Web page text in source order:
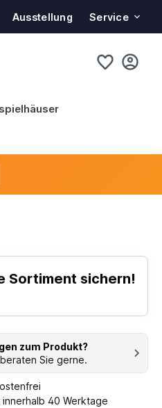
Ausstellung Service
Sortiment sichern!
zum Produkt?
Sie gerne.
40 Werktage